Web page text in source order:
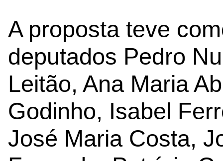
A proposta teve
deputados Pedro
Leitão, Ana Maria
Godinho, Isabel
José Maria Costa,